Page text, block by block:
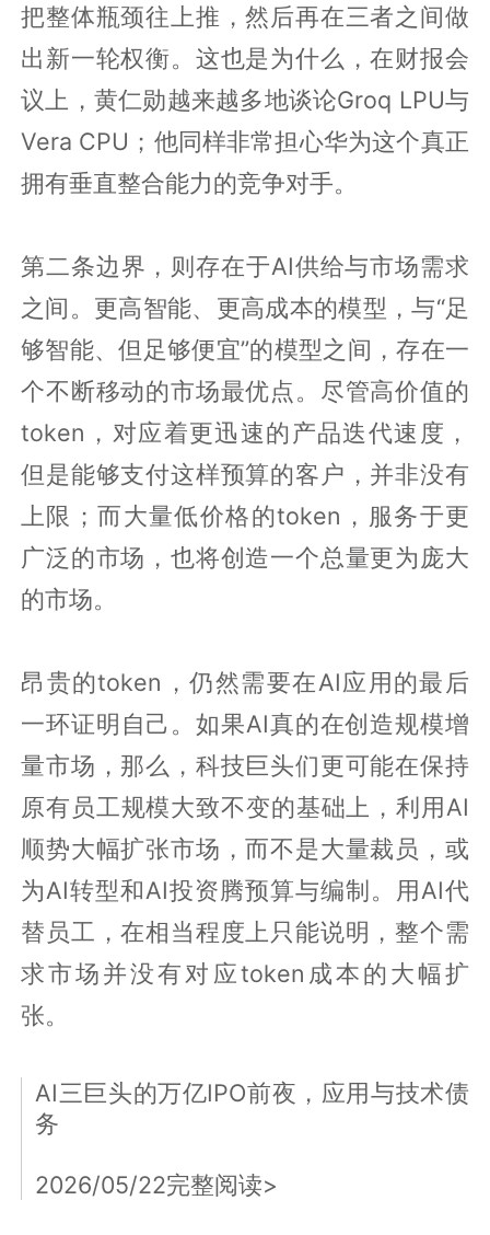
把整体瓶颈往上推，然后再在三者之间做
出新一轮权衡。这也是为什么，在财报会
议上，黄仁勋越来越多地谈论Groq LPU与
Vera CPU；他同样非常担心华为这个真正
拥有垂直整合能力的竞争对手。
第二条边界，则存在于AI供给与市场需求
之间。更高智能、更高成本的模型，与“足
够智能、但足够便宜”的模型之间，存在一
个不断移动的市场最优点。尽管高价值的
token，对应着更迅速的产品迭代速度，
但是能够支付这样预算的客户，并非没有
上限；而大量低价格的token，服务于更
广泛的市场，也将创造一个总量更为庞大
的市场。
昂贵的token，仍然需要在AI应用的最后
一环证明自己。如果AI真的在创造规模增
量市场，那么，科技巨头们更可能在保持
原有员工规模大致不变的基础上，利用AI
顺势大幅扩张市场，而不是大量裁员，或
为AI转型和AI投资腾预算与编制。用AI代
替员工，在相当程度上只能说明，整个需
求市场并没有对应token成本的大幅扩
张。
AI三巨头的万亿IPO前夜，应用与技术债
务
2026/05/22完整阅读>